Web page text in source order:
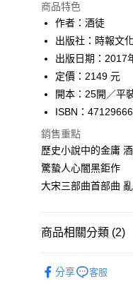
運送方式
付款後全家取貨
每筆NT$60，滿
付款後7-11取貨
每筆NT$60，滿
宅配
每筆NT$100，滿
商品特色
作者：酒徒
出版社：時報文
出版日期：2017
定價：2149 元
開本：25開／平
ISBN：
銷售重點
歷史小說中的金庸
驚蟄人心闇黑鉅作
大宋三部曲首部曲
商品相關分類 (2)
分享 客服